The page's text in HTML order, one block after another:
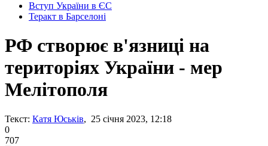
Вступ України в ЄС
Теракт в Барселоні
РФ створює в'язниці на
територіях України - мер
Мелітополя
Текст: Катя Юськів, 25 січня 2023, 12:18
0
707